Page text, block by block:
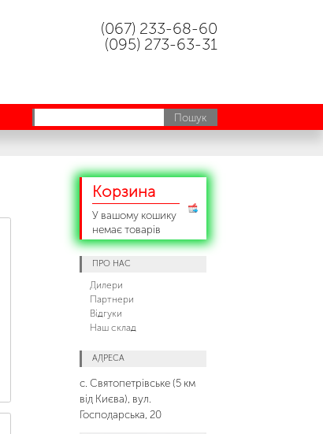
(067) 233-68-60
(095) 273-63-31
Корзина
У вашому кошику
немає товарів
ПРО НАС
Дилери
Партнери
Відгуки
Наш склад
АДРЕСА
с. Святопетрівське (5 км
від Києва), вул.
Господарська, 20